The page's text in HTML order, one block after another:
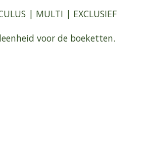
| MULTI | EXCLUSIEF
voor de boeketten.